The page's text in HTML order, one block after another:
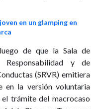
en un glamping en
de que la Sala de
Responsabilidad y de
(SRVR) emitiera
en la versión voluntaria
trámite del macrocaso